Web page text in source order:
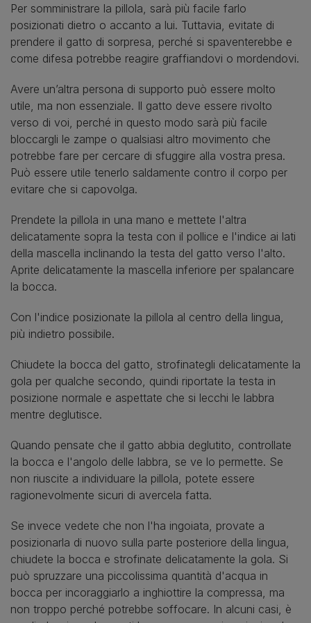
Per somministrare la pillola, sarà più facile farlo
posizionati dietro o accanto a lui. Tuttavia, evitate di
prendere il gatto di sorpresa, perché si spaventerebbe e
come difesa potrebbe reagire graffiandovi o mordendovi.
Avere un’altra persona di supporto può essere molto
utile, ma non essenziale. Il gatto deve essere rivolto
verso di voi, perché in questo modo sarà più facile
bloccargli le zampe o qualsiasi altro movimento che
potrebbe fare per cercare di sfuggire alla vostra presa.
Può essere utile tenerlo saldamente contro il corpo per
evitare che si capovolga.
Prendete la pillola in una mano e mettete l'altra
delicatamente sopra la testa con il pollice e l'indice ai lati
della mascella inclinando la testa del gatto verso l'alto.
Aprite delicatamente la mascella inferiore per spalancare
la bocca.
Con l'indice posizionate la pillola al centro della lingua,
più indietro possibile.
Chiudete la bocca del gatto, strofinategli delicatamente la
gola per qualche secondo, quindi riportate la testa in
posizione normale e aspettate che si lecchi le labbra
mentre deglutisce.
Quando pensate che il gatto abbia deglutito, controllate
la bocca e l'angolo delle labbra, se ve lo permette. Se
non riuscite a individuare la pillola, potete essere
ragionevolmente sicuri di avercela fatta.
Se invece vedete che non l'ha ingoiata, provate a
posizionarla di nuovo sulla parte posteriore della lingua,
chiudete la bocca e strofinate delicatamente la gola. Si
può spruzzare una piccolissima quantità d'acqua in
bocca per incoraggiarlo a inghiottire la compressa, ma
non troppo perché potrebbe soffocare. In alcuni casi, è